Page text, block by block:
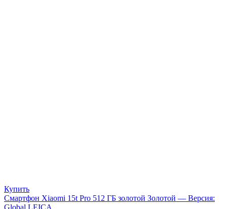
Купить
Смартфон Xiaomi 15t Pro 512 ГБ золотой Золотой — Версия: